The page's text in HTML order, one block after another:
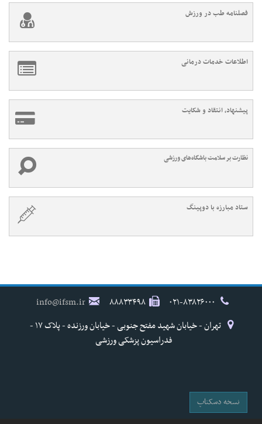
فصلنامه طب در ورزش
اطلاعات خدمات درمانی
پیشنهاد، انتقاد و شکایت
نظارت بر سلامت باشگاه‌های ورزشی
ستاد مبارزه با دوپینگ
۸۸۸۳۳۴۹۸
info@ifsm.ir
تهران - خیابان شهید مفتح جنوبی - خیابان ورزنده - پلاک ۱۷ -
فدراسیون پزشکی ورزشی
نسخه دسکتاپ